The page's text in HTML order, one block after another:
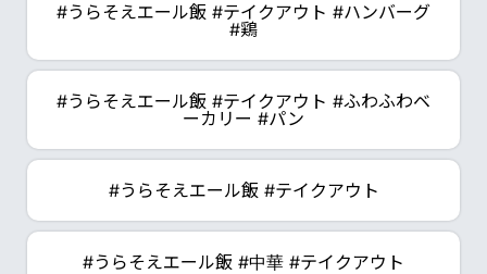
#うらそえエール飯 #テイクアウト #ハンバーグ
#鶏
#うらそえエール飯 #テイクアウト #ふわふわベ
ーカリー #パン
#うらそえエール飯 #テイクアウト
#うらそえエール飯 #中華 #テイクアウト